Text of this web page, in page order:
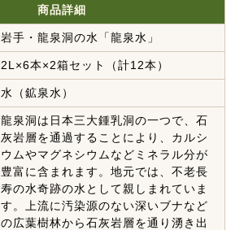
商品詳細
岩手・龍泉洞の水「龍泉水」
2L×6本×2箱セット（計12本）
水（鉱泉水）
龍泉洞は日本三大鍾乳洞の一つで、石
灰岩層を通過することにより、カルシ
ウムやマグネシウムなどミネラル分が
豊富に含まれます。地元では、不老長
寿の水奇跡の水として親しまれていま
す。上流に汚染源のない深いブナなど
の広葉樹林から石灰岩層を通り湧き出